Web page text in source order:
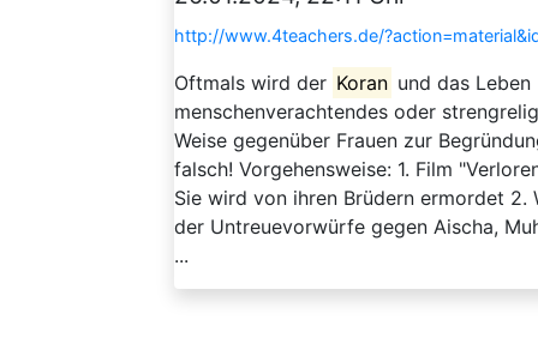
http://www.4teachers.de/
Oftmals wird der Koran und das
menschenverachtendes oder
Weise gegenüber Frauen zur
falsch! Vorgehensweise: 1. Film
Sie wird von ihren Brüdern ermordet 2.
der Untreuevorwürfe gegen Aischa,
...